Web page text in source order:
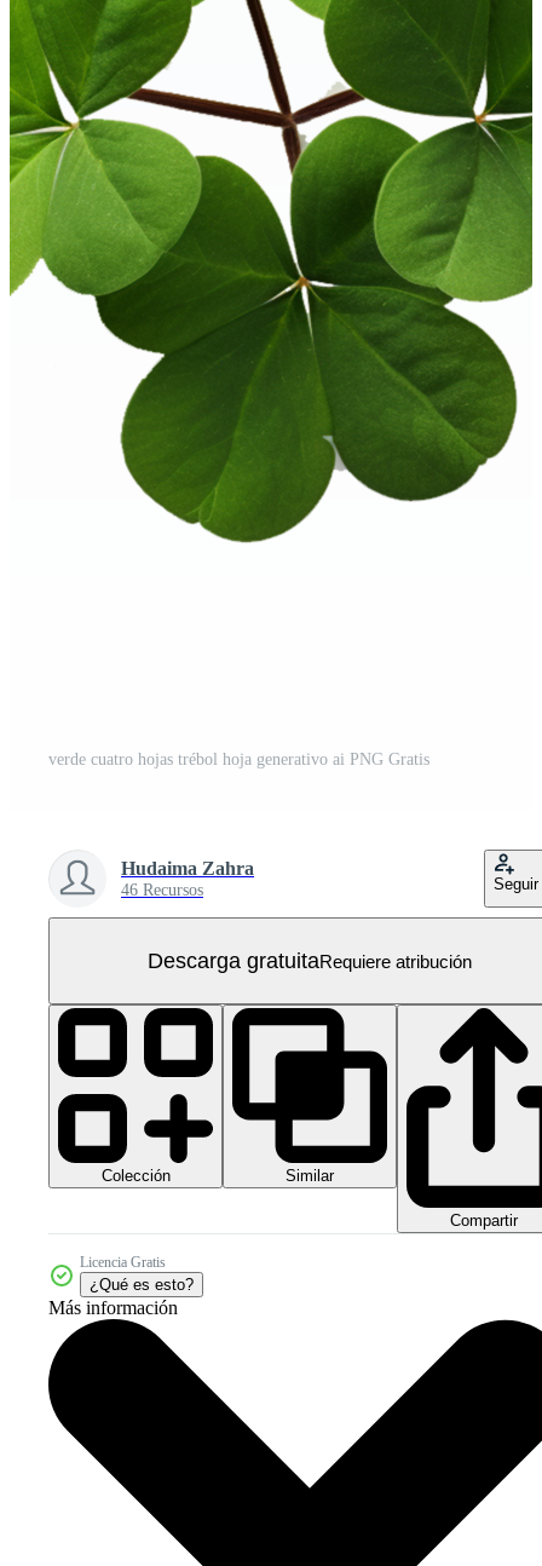
verde cuatro hojas trébol hoja generativo ai PNG Gratis
Hudaima Zahra
46 Recursos Seguir
Descarga gratuitaRequiere atribución
Colección Similar
Compartir
Licencia Gratis
¿Qué es esto?
Más información